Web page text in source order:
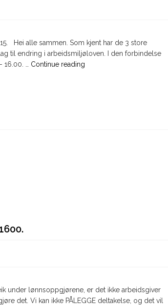
Hei alle sammen. Som kjent har de 3 store
til endring i arbeidsmiljøloven. I den forbindelse
16.00. … Continue reading
under lønnsoppgjørene, er det ikke arbeidsgiver
det. Vi kan ikke PÅLEGGE deltakelse, og det vil